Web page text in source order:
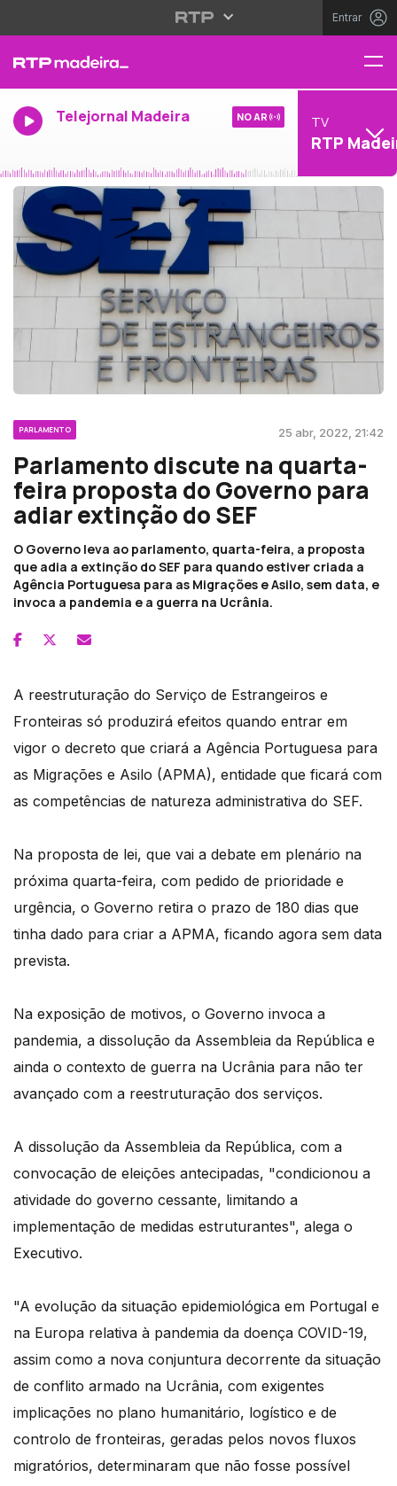
Entrar
Telejornal Madeira NO AR TV
RTP
PARLAMENTO 25 abr, 2022, 21:42
Parlamento discute na quarta-
feira proposta do Governo para
adiar extinção do SEF
O Governo leva ao parlamento, quarta-feira, a proposta
que adia a extinção do SEF para quando estiver criada a
Agência Portuguesa para as Migrações e Asilo, sem data, e
invoca a pandemia e a guerra na Ucrânia.
A reestruturação do Serviço de Estrangeiros e
Fronteiras só produzirá efeitos quando entrar em
vigor o decreto que criará a Agência Portuguesa para
as Migrações e Asilo (APMA), entidade que ficará com
as competências de natureza administrativa do SEF.
Na proposta de lei, que vai a debate em plenário na
próxima quarta-feira, com pedido de prioridade e
urgência, o Governo retira o prazo de 180 dias que
tinha dado para criar a APMA, ficando agora sem data
prevista.
Na exposição de motivos, o Governo invoca a
pandemia, a dissolução da Assembleia da República e
ainda o contexto de guerra na Ucrânia para não ter
avançado com a reestruturação dos serviços.
A dissolução da Assembleia da República, com a
convocação de eleições antecipadas, "condicionou a
atividade do governo cessante, limitando a
implementação de medidas estruturantes", alega o
Executivo.
"A evolução da situação epidemiológica em Portugal e
na Europa relativa à pandemia da doença COVID-19,
assim como a nova conjuntura decorrente da situação
de conflito armado na Ucrânia, com exigentes
implicações no plano humanitário, logístico e de
controlo de fronteiras, geradas pelos novos fluxos
migratórios, determinaram que não fosse possível